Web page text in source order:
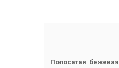
Полосатая бежевая